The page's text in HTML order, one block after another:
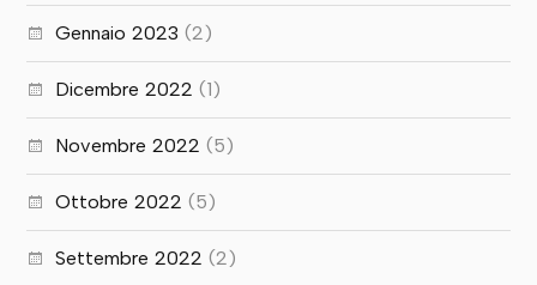
Gennaio 2023 (2)
Dicembre 2022 (1)
Novembre 2022 (5)
Ottobre 2022 (5)
Settembre 2022 (2)